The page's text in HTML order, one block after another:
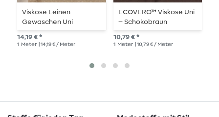
Viskose Leinen -
Gewaschen Uni
Erdfarbe
14,19 € *
1 Meter | 14,19 € / Meter
ECOVERO™ Viskose Uni
– Schokobraun
10,79 € *
1 Meter | 10,79 € / Meter